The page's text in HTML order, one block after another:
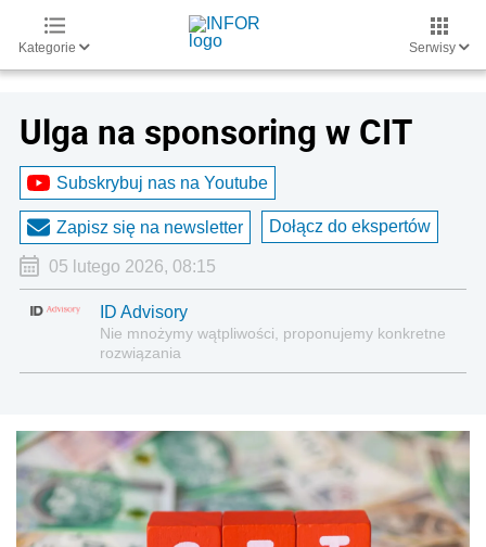
Kategorie Serwisy
Ulga na sponsoring w CIT
Subskrybuj nas na Youtube
Zapisz się na newsletter Dołącz do ekspertów
05 lutego 2026, 08:15
ID Advisory
Nie mnożymy wątpliwości, proponujemy konkretne
rozwiązania